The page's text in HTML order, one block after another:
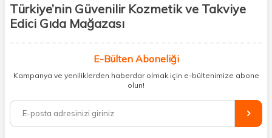
Türkiye’nin Güvenilir Kozmetik ve Takviye
Edici Gıda Mağazası
kişisel bakım hem de takviye edici gıda ürünlerini sizlerle
buluşturuyoruz. Artık mağaza mağaza dolaşmanıza gerek yok;
ihtiyacınız olan her şeyi tek bir çatı altında topluyor ve kapınıza kadar
%100 orijinal kozmetik ve sağlık ürünleriyle güzelliğinizi tamamlayabilir,
vücudunuzu desteklemek için güvenilir takviye edici gıdalara
E-Bülten Aboneliği
Kampanya ve yeniliklerden haberdar olmak için e-bültenimize abone
olun!